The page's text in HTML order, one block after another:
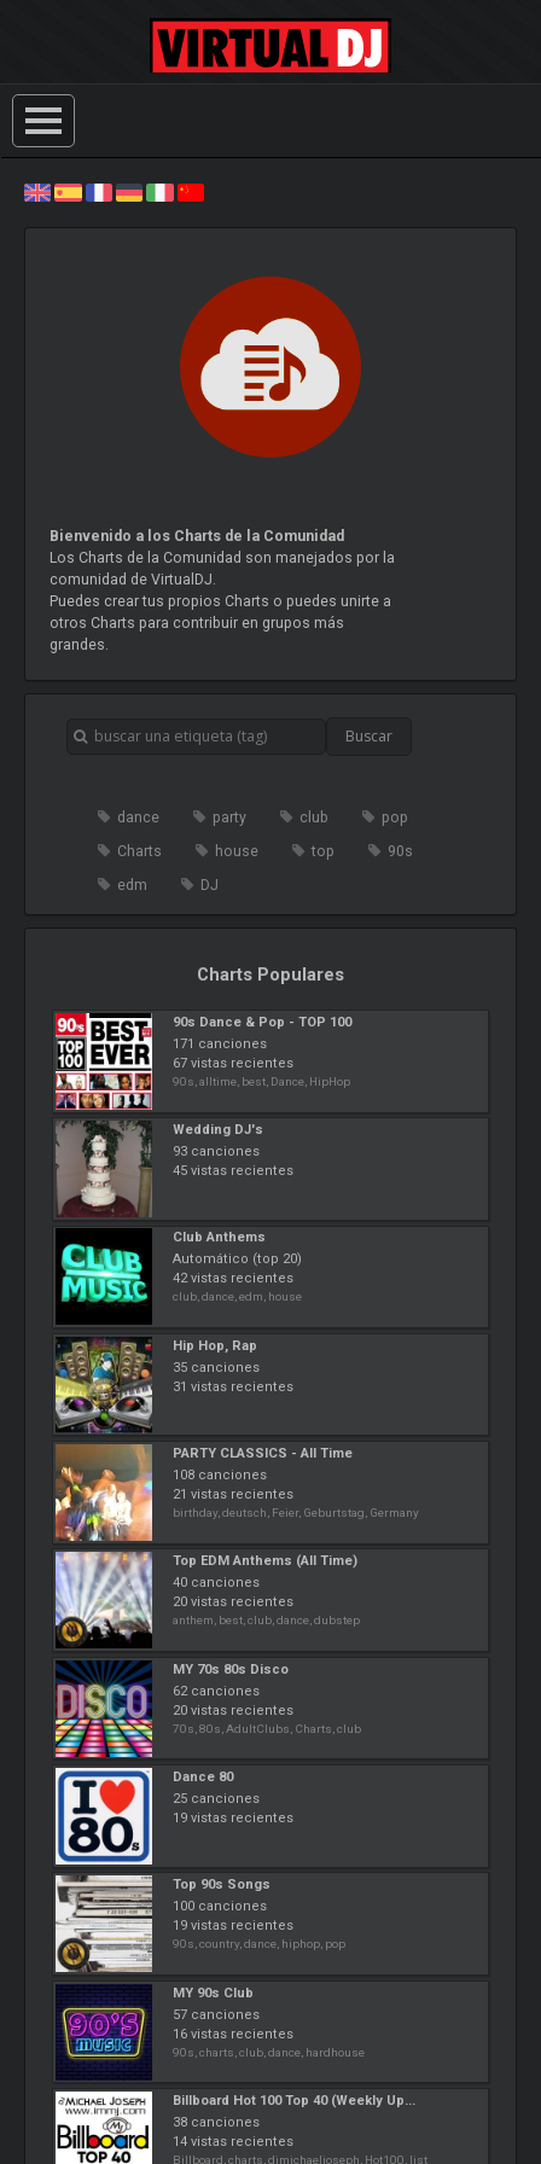
Bienvenido a los Charts de la Comunidad
Los Charts de la Comunidad son manejados por la
comunidad de VirtualDJ.
Puedes crear tus propios Charts o puedes unirte a
otros Charts para contribuir en grupos más
grandes.
dance party club
pop
Charts
house top
90s
edm
DJ
Charts Populares
90s Dance & Pop - TOP 100
171 canciones
67 vistas recientes
90s, alltime, best, Dance, HipHop
Wedding DJ's
93 canciones
45 vistas recientes
Club Anthems
Automático (top 20)
42 vistas recientes
club, dance, edm, house
Hip Hop, Rap
35 canciones
31 vistas recientes
PARTY CLASSICS - All Time
108 canciones
21 vistas recientes
birthday, deutsch, Feier, Geburtstag, Germany
Top EDM Anthems (All Time)
40 canciones
20 vistas recientes
anthem, best, club, dance, dubstep
MY 70s 80s Disco
62 canciones
20 vistas recientes
70s, 80s, AdultClubs, Charts, club
Dance 80
25 canciones
19 vistas recientes
Top 90s Songs
100 canciones
19 vistas recientes
90s, country, dance, hiphop, pop
MY 90s Club
57 canciones
16 vistas recientes
90s, charts, club, dance, hardhouse
Billboard Hot 100 Top 40 (Weekly Up...
38 canciones
14 vistas recientes
Billboard, charts, djmichaeljoseph, Hot100, list